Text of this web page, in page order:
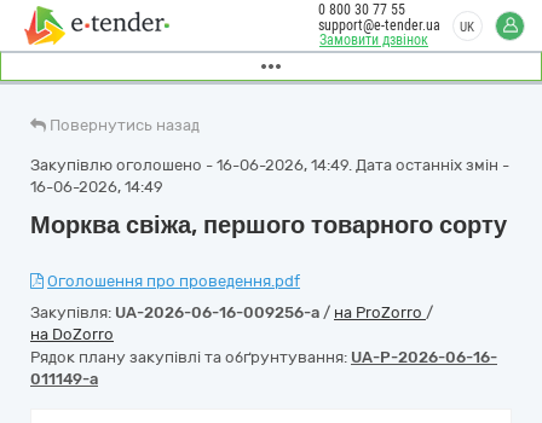
Замовити дзвінок
0 800 30 77 55
support@e-tender.ua
UK
Повернутись назад
Закупівлю оголошено - 16-06-2026, 14:49. Дата останніх змін -
16-06-2026, 14:49
Морква свіжа, першого товарного сорту
Оголошення про проведення.pdf
Закупівля: UA-2026-06-16-009256-a / на ProZorro /
на DoZorro
Рядок плану закупівлі та обґрунтування: UA-P-2026-06-16-
011149-a